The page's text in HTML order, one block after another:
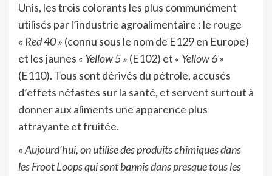
Unis, les trois colorants les plus communément
utilisés par l’industrie agroalimentaire : le rouge
« Red 40 » (connu sous le nom de E129 en Europe)
et les jaunes « Yellow 5 » (E102) et « Yellow 6 »
(E110). Tous sont dérivés du pétrole, accusés
d’effets néfastes sur la santé, et servent surtout à
donner aux aliments une apparence plus
attrayante et fruitée.
« Aujourd’hui, on utilise des produits chimiques dans
les Froot Loops qui sont bannis dans presque tous les